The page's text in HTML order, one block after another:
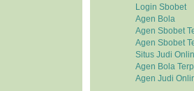
Login Sbobet
Agen Bola
Agen Sbobet
Agen Sbobet
Situs Judi
Agen Bola
Agen Judi